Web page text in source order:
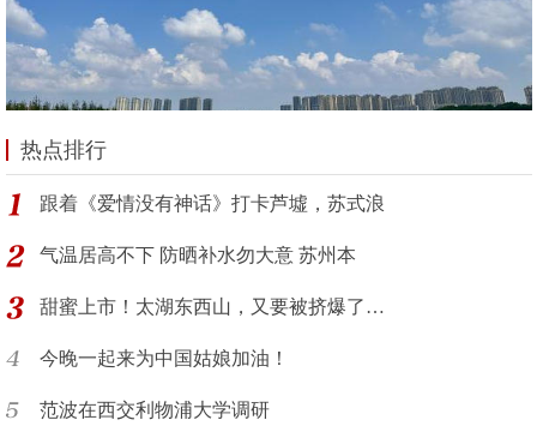
热点排行
跟着《爱情没有神话》打卡芦墟，苏式浪
气温居高不下 防晒补水勿大意 苏州本
甜蜜上市！太湖东西山，又要被挤爆了…
今晚一起来为中国姑娘加油！
范波在西交利物浦大学调研